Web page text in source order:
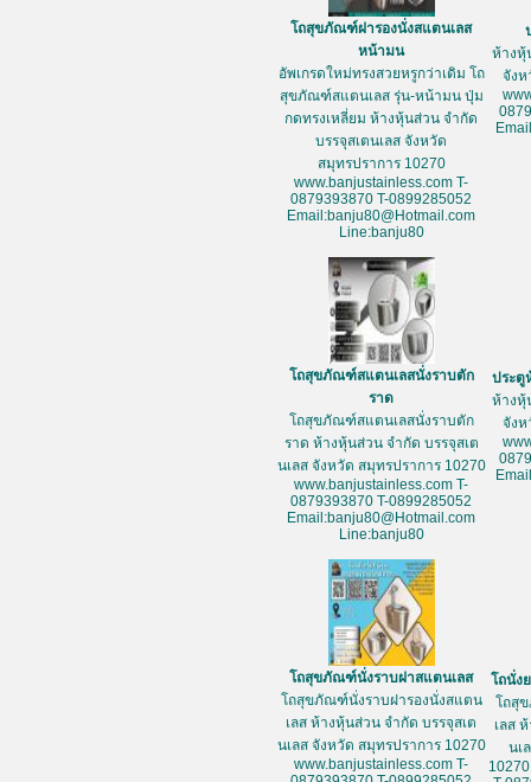
โถสุขภัณฑ์ฝารองนั่งสแตนเลส
หน้ามน
อัพเกรดใหม่ทรงสวยหรูกว่าเดิม โถ
สุขภัณฑ์สแตนเลส รุ่น-หน้ามน ปุ่ม
กดทรงเหลี่ยม ห้างหุ้นส่วน จำกัด
บรรจุสเตนเลส จังหวัด
สมุทรปราการ 10270
www.banjustainless.com T-
0879393870 T-0899285052
Email:banju80@Hotmail.com
Line:banju80
ห้างหุ้
จังห
โถสุขภัณฑ์สแตนเลสนั่งราบตัก
ราด
โถสุขภัณฑ์สแตนเลสนั่งราบตัก
ราด ห้างหุ้นส่วน จำกัด บรรจุสเต
นเลส จังหวัด สมุทรปราการ 10270
www.banjustainless.com T-
0879393870 T-0899285052
Email:banju80@Hotmail.com
Line:banju80
ประตู
ห้างหุ้
จังห
โถสุขภัณฑ์นั่งราบฝาสแตนเลส
โถสุขภัณฑ์นั่งราบฝารองนั่งสแตน
เลส ห้างหุ้นส่วน จำกัด บรรจุสเต
นเลส จังหวัด สมุทรปราการ 10270
www.banjustainless.com T-
โถนั่ง
โถสุ
เลส
นเ